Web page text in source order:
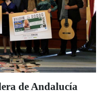
de Andalucía